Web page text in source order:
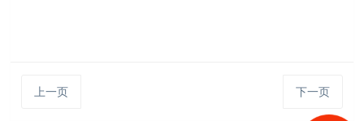
上一页 下一页